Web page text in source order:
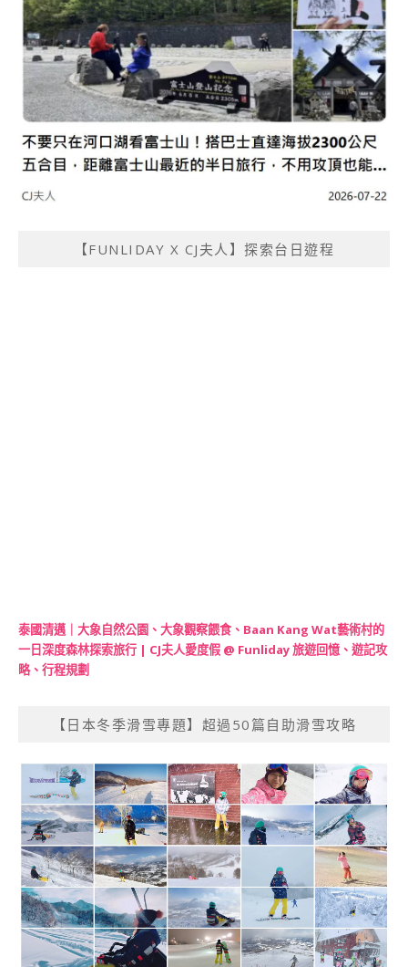
【FUNLIDAY X CJ夫人】探索台日遊程
泰國清邁｜大象自然公園、大象觀察餵食、Baan Kang Wat藝術村的
一日深度森林探索旅行 | CJ夫人愛度假 @ Funliday 旅遊回憶、遊記攻
略、行程規劃
【日本冬季滑雪專題】超過50篇自助滑雪攻略